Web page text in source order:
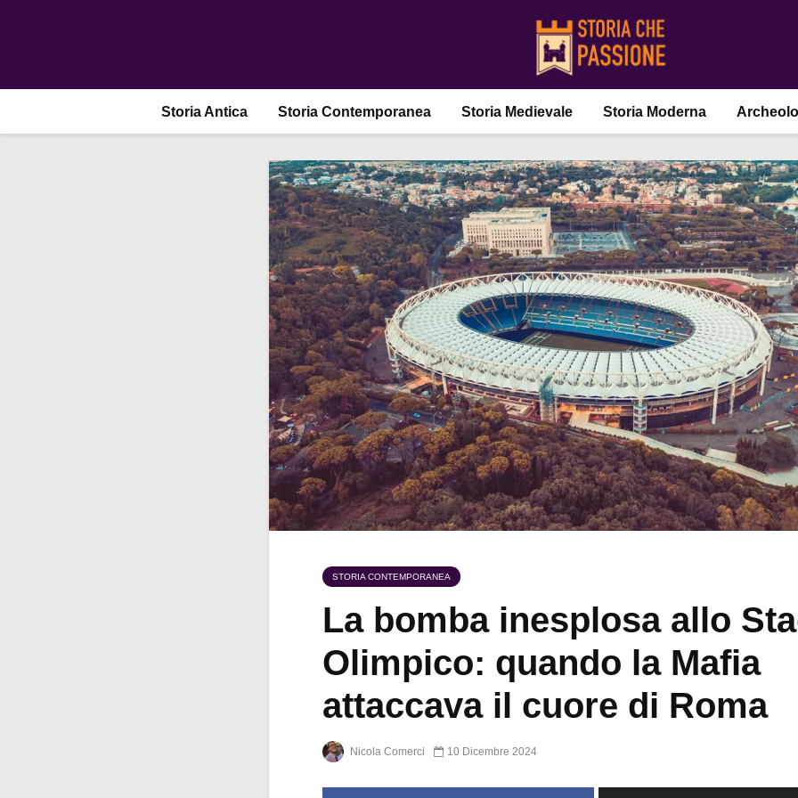
Storia Antica Storia Contemporanea Storia Medievale Storia Moderna
STORIA CONTEMPORANEA
La bomba inesplosa allo
Olimpico: quando la Mafia
attaccava il cuore di Roma
Nicola Comerci 10 Dicembre 2024